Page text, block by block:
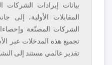
بيانات إيرادات
المقابلات الأولية، إلى
الشركات المصنّعة
تجميع هذه المدخلات عبر
تقدير عالمي مستند إلى